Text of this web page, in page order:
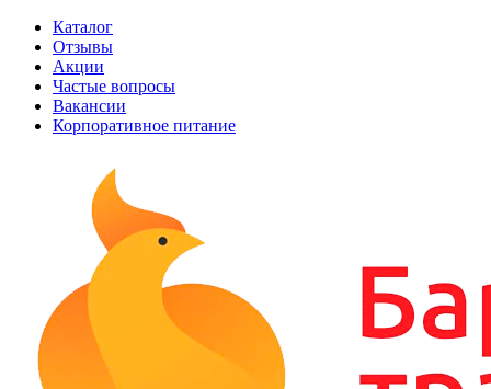
Каталог
Отзывы
Акции
Частые вопросы
Вакансии
Корпоративное питание